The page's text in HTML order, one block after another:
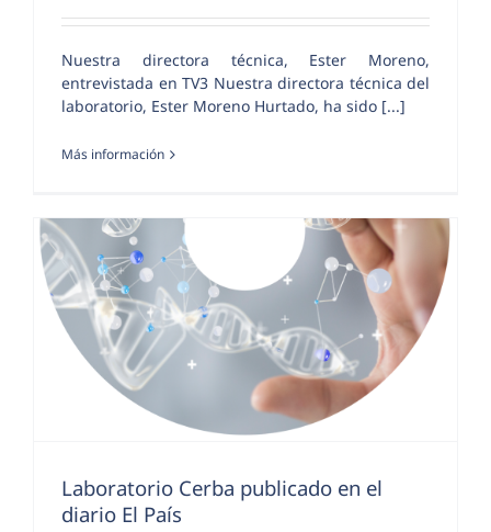
Nuestra directora técnica, Ester Moreno,
entrevistada en TV3 Nuestra directora técnica del
laboratorio, Ester Moreno Hurtado, ha sido [...]
Más información
Laboratorio Cerba publicado en el
diario El País